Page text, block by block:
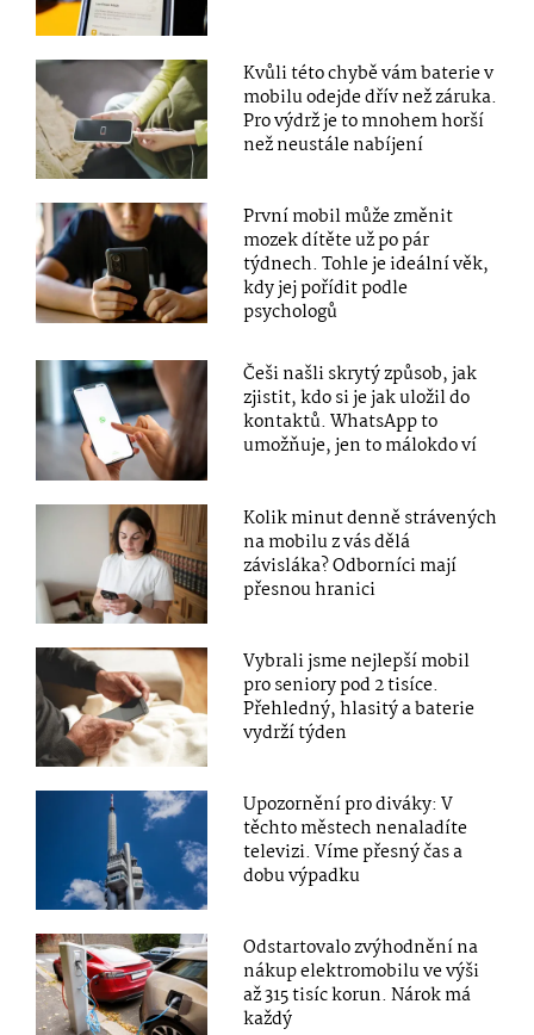
Kvůli této chybě vám baterie v
mobilu odejde dřív než záruka.
Pro výdrž je to mnohem horší
než neustále nabíjení
První mobil může změnit
mozek dítěte už po pár
týdnech. Tohle je ideální věk,
kdy jej pořídit podle
psychologů
Češi našli skrytý způsob, jak
zjistit, kdo si je jak uložil do
kontaktů. WhatsApp to
umožňuje, jen to málokdo ví
Kolik minut denně strávených
na mobilu z vás dělá
závisláka? Odborníci mají
přesnou hranici
Vybrali jsme nejlepší mobil
pro seniory pod 2 tisíce.
Přehledný, hlasitý a baterie
vydrží týden
Upozornění pro diváky: V
těchto městech nenaladíte
televizi. Víme přesný čas a
dobu výpadku
Odstartovalo zvýhodnění na
nákup elektromobilu ve výši
až 315 tisíc korun. Nárok má
každý